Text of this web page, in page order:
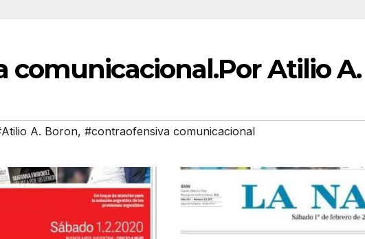
comunicacional.Por Atilio
A. Boron, #contraofensiva comunicacional